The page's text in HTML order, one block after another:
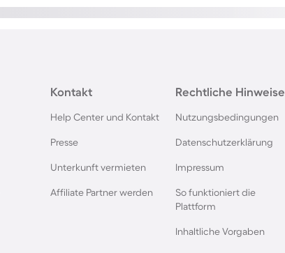
Kontakt
Help Center und Kontakt
Presse
Unterkunft vermieten
Affiliate Partner werden
Rechtliche Hinweise
Nutzungsbedingungen
Datenschutzerklärung
Impressum
So funktioniert die
Plattform
Inhaltliche Vorgaben